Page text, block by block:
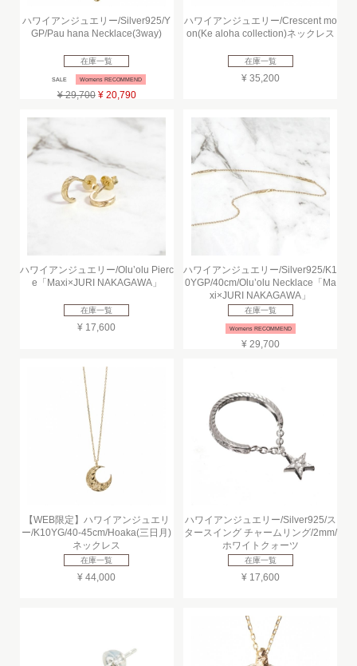
ハワイアンジュエリー/Silver925/Y
GP/Pau hana Necklace(3way)
在庫一覧
SALE Womens RECOMMEND
¥ 29,700 ¥ 20,790
ハワイアンジュエリー/Crescent mo
on(Ke aloha collection)ネックレス
在庫一覧
¥ 35,200
ハワイアンジュエリー/Olu’olu Pierc
e「Maxi×JURI NAKAGAWA」
在庫一覧
¥ 17,600
ハワイアンジュエリー/Silver925/K1
0YGP/40cm/Olu’olu Necklace「Ma
xi×JURI NAKAGAWA」
在庫一覧
Womens RECOMMEND
¥ 29,700
【WEB限定】ハワイアンジュエリ
ー/K10YG/40-45cm/Hoaka(三日月)
ネックレス
在庫一覧
¥ 44,000
ハワイアンジュエリー/Silver925/ス
タースイング チャームリング/2mm/
ホワイトクォーツ
在庫一覧
¥ 17,600